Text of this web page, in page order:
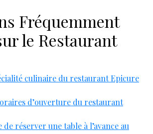
Fréquemment
le Restaurant
culinaire du restaurant Epicure
d’ouverture du restaurant
réserver une table à l’avance au